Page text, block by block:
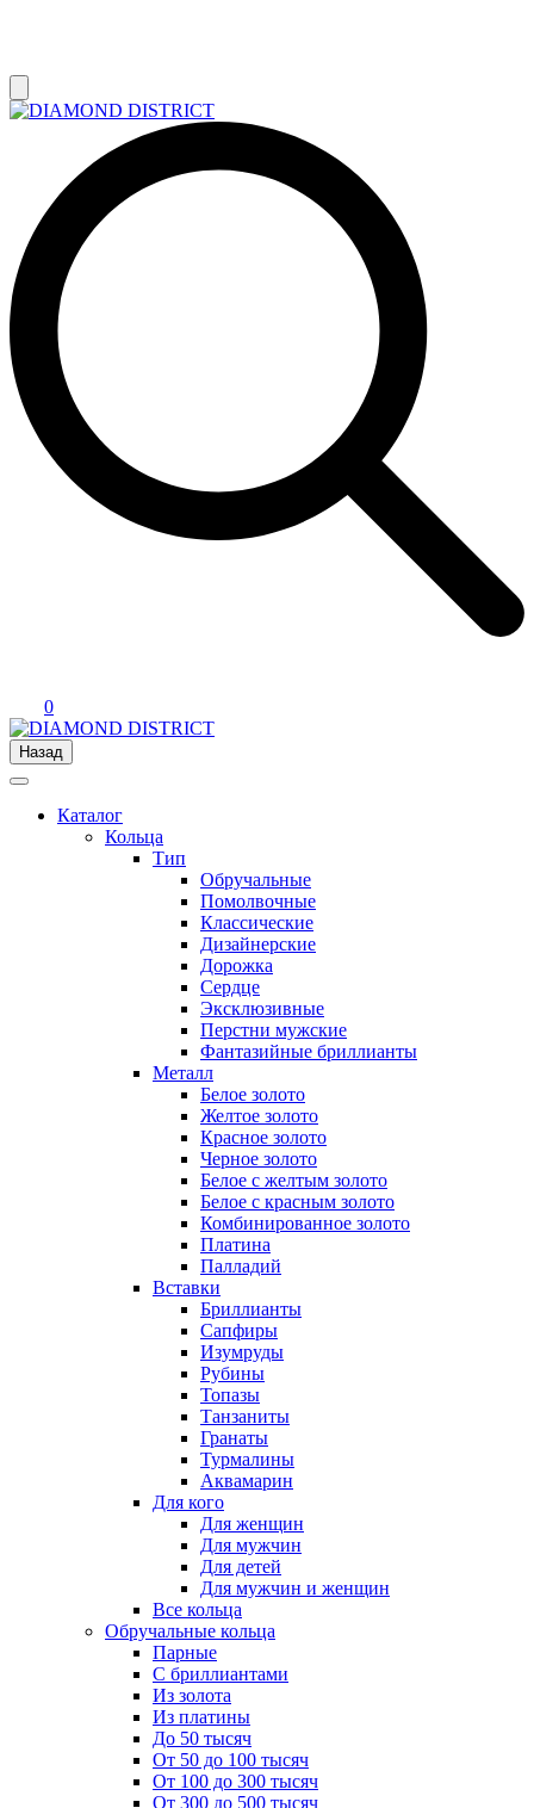
0
Назад
Каталог
Кольца
Тип
Обручальные
Помолвочные
Классические
Дизайнерские
Дорожка
Сердце
Эксклюзивные
Перстни мужские
Фантазийные бриллианты
Металл
Белое золото
Желтое золото
Красное золото
Черное золото
Белое с желтым золото
Белое с красным золото
Комбинированное золото
Платина
Палладий
Вставки
Бриллианты
Сапфиры
Изумруды
Рубины
Топазы
Танзаниты
Гранаты
Турмалины
Аквамарин
Для кого
Для женщин
Для мужчин
Для детей
Для мужчин и женщин
Все кольца
Обручальные кольца
Парные
С бриллиантами
Из золота
Из платины
До 50 тысяч
От 50 до 100 тысяч
От 100 до 300 тысяч
От 300 до 500 тысяч